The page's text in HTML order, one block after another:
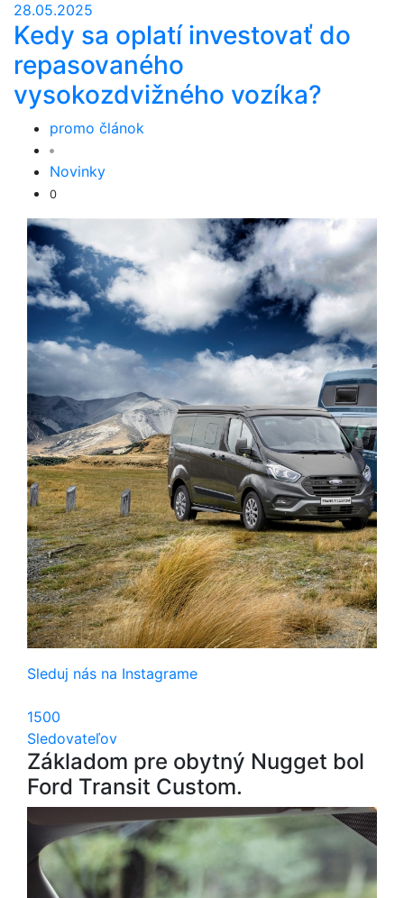
28.05.2025
Kedy sa oplatí investovať do
repasovaného
vysokozdvižného vozíka?
promo článok
Novinky
0
Sleduj nás na Instagrame
1500
Sledovateľov
Základom pre obytný Nugget bol
Ford Transit Custom.